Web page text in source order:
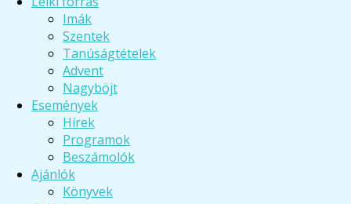
Imák
Szentek
Tanúságtételek
Advent
Nagyböjt
Események
Hírek
Programok
Beszámolók
Ajánlók
Könyvek